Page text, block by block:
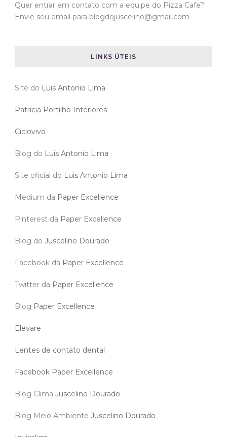
Quer entrar em contato com a equipe do Pizza Cafe?
Envie seu email para blogdojuscelino@gmail.com
LINKS ÚTEIS
Site do Luis Antonio Lima
Patricia Portilho Interiores
Ciclovivo
Blog do Luis Antonio Lima
Site oficial do Luis Antonio Lima
Medium da Paper Excellence
Pinterest da Paper Excellence
Blog do Juscelino Dourado
Facebook da Paper Excellence
Twitter da Paper Excellence
Blog Paper Excellence
Elevare
Lentes de contato dental
Facebook Paper Excellence
Blog Clima Juscelino Dourado
Blog Meio Ambiente Juscelino Dourado